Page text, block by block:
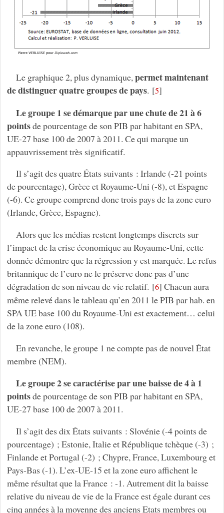
Le graphique 2, plus dynamique, permet maintenant
de distinguer quatre groupes de pays. [5]
Le groupe 1 se démarque par une chute de 21 à 6
pointsde pourcentage de son PIB par habitant en SPA,
UE-27 base 100 de 2007 à 2011. Ce qui marque un
appauvrissement très significatif.
Il s’agit des quatre États suivants : Irlande (-21 points
de pourcentage), Grèce et Royaume-Uni (-8), et Espagne
(-6). Ce groupe comprend donc trois pays de la zone euro
(Irlande, Grèce, Espagne).
Alors que les médias restent longtemps discrets sur
l’impact de la crise économique au Royaume-Uni, cette
donnée démontre que la régression y est marquée. Le refus
britannique de l’euro ne le préserve donc pas d’une
dégradation de son niveau de vie relatif. [6] Chacun aura
même relevé dans le tableau qu’en 2011 le PIB par hab. en
SPA UE base 100 du Royaume-Uni est exactement… celui
de la zone euro (108).
En revanche, le groupe 1 ne compte pas de nouvel État
membre (NEM).
Le groupe 2 se caractérise par une baisse de 4 à 1
pointsde pourcentage de son PIB par habitant en SPA,
UE-27 base 100 de 2007 à 2011.
Il s’agit des dix États suivants : Slovénie (-4 points de
pourcentage) ; Estonie, Italie et République tchèque (-3) ;
Finlande et Portugal (-2) ; Chypre, France, Luxembourg et
Pays-Bas (-1). L’ex-UE-15 et la zone euro affichent le
même résultat que la France : -1. Autrement dit la baisse
relative du niveau de vie de la France est égale durant ces
cinq années à la moyenne des anciens Etats membres ou